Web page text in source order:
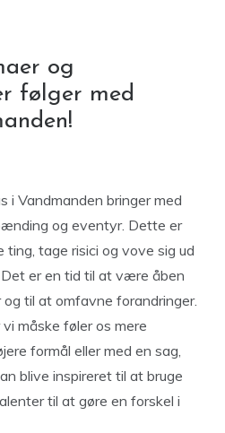
og
følger med
i Vandmanden bringer med
og eventyr. Dette er
tage risici og vove sig ud
er en tid til at være åben
til at omfavne forandringer.
måske føler os mere
formål eller med en sag,
blive inspireret til at bruge
til at gøre en forskel i